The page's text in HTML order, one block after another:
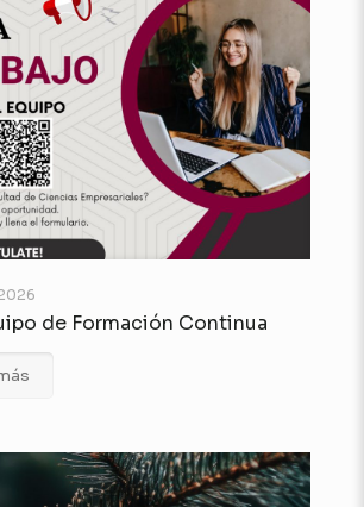
de Formación Continua